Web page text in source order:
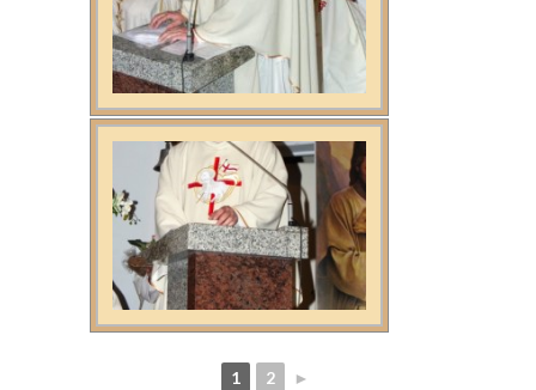
1 2 ►